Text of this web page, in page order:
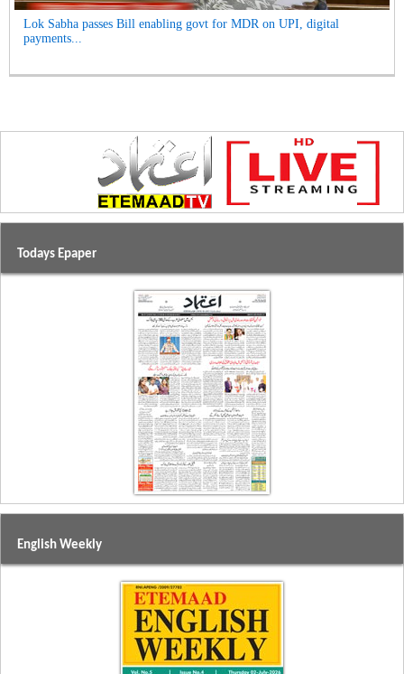
Lok Sabha passes Bill enabling govt for MDR on UPI, digital
payments...
Todays Epaper
English Weekly